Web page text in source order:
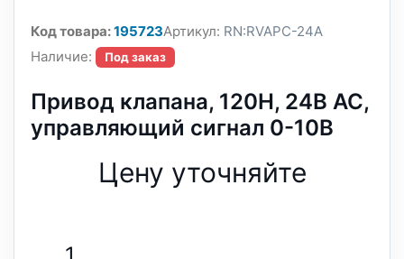
Код товара:195723Артикул: RN:RVAPC-24A
Наличие:
Под заказ
Привод клапана, 120Н, 24В АС,
управляющий сигнал 0-10В
Цену уточняйте